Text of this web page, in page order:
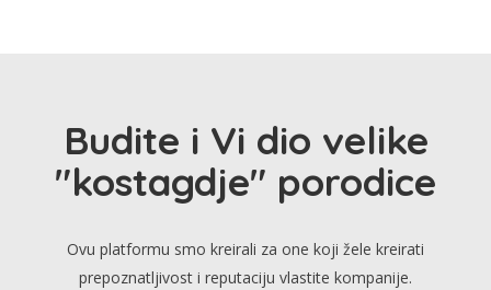
Budite i Vi dio velike
"kostagdje" porodice
Ovu platformu smo kreirali za one koji žele kreirati
prepoznatljivost i reputaciju vlastite kompanije.